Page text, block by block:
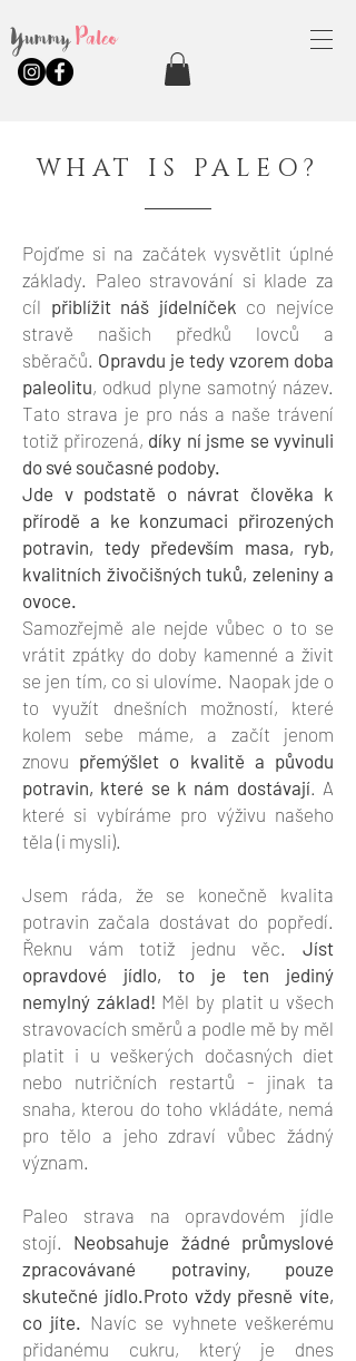
YummyPaleo
WHAT IS PALEO?
Pojďme si na začátek vysvětlit úplné
základy. Paleo stravování si klade za
cíl přiblížit náš jídelníček co nejvíce
stravě našich předků lovců a
sběračů. Opravdu je tedy vzorem doba
paleolitu, odkud plyne samotný název.
Tato strava je pro nás a naše trávení
totiž přirozená, díky ní jsme se vyvinuli
do své současné podoby.
Jde v podstatě o návrat člověka k
přírodě a ke konzumaci přirozených
potravin, tedy především masa, ryb,
kvalitních živočišných tuků, zeleniny a
ovoce.
Samozřejmě ale nejde vůbec o to se
vrátit zpátky do doby kamenné a živit
se jen tím, co si ulovíme. Naopak jde o
to využít dnešních možností, které
kolem sebe máme, a začít jenom
znovu přemýšlet o kvalitě a původu
potravin, které se k nám dostávají. A
které si vybíráme pro výživu našeho
těla (i mysli).
Jsem ráda, že se konečně kvalita
potravin začala dostávat do popředí.
Řeknu vám totiž jednu věc. Jíst
opravdové jídlo, to je ten jediný
nemylný základ! Měl by platit u všech
stravovacích směrů a podle mě by měl
platit i u veškerých dočasných diet
nebo nutričních restartů - jinak ta
snaha, kterou do toho vkládáte, nemá
pro tělo a jeho zdraví vůbec žádný
význam.
Paleo strava na opravdovém jídle
stojí. Neobsahuje žádné průmyslové
zpracovávané potraviny, pouze
skutečné jídlo.Proto vždy přesně víte,
co jíte.
Navíc se vyhnete veškerému
přidanému cukru, který je dnes